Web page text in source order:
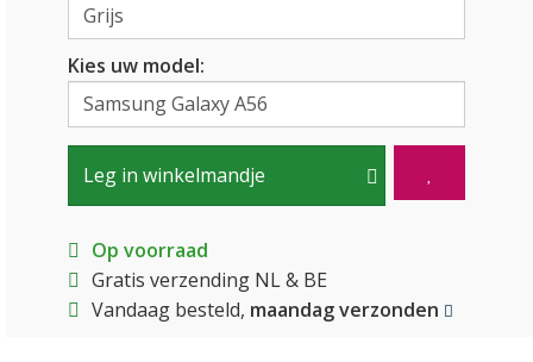
Kies uw model:
Leg in winkelmandje
Op voorraad
Gratis verzending NL & BE
Vandaag besteld, maandag verzonden